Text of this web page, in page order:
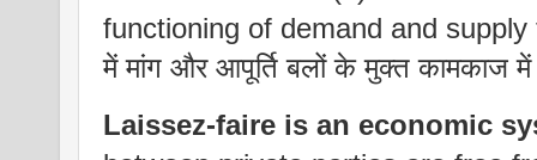
functioning of demand and supply
में मांग और आपूर्ति बलों के मुक्त कामकाज में
Laissez-faire is an economic